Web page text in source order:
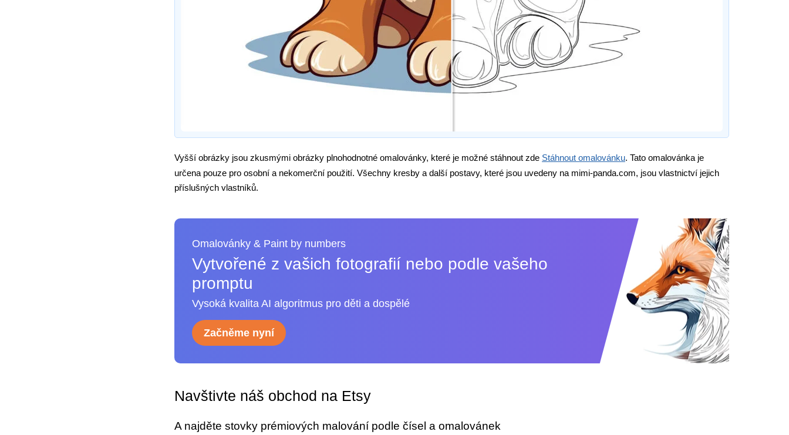
Vyšší obrázky jsou zkusmými obrázky plnohodnotné omalovánky, které je možné stáhnout zde Stáhnout omalovánku. Tato omalovánka je
určena pouze pro osobní a nekomerční použití. Všechny kresby a další postavy, které jsou uvedeny na mimi-panda.com, jsou vlastnictví jejich
příslušných vlastníků.
Omalovánky & Paint by numbers
Vytvořené z vašich fotografií nebo podle vašeho
promptu
Vysoká kvalita AI algoritmus pro děti a dospělé
Začněme nyní
Navštivte náš obchod na Etsy
A najděte stovky prémiových malování podle čísel a omalovánek